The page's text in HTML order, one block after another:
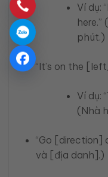
Ví dụ:
phút.)
“It’s on the
Ví dụ:
(Nhà
“Go [direction]
và [địa danh].)